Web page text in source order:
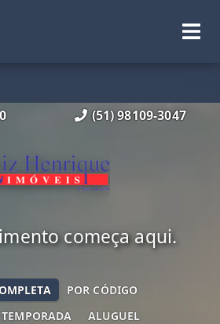
(51) 98109-3047
começa aqui.
TEMPORADA ALUGUEL
POR CÓDIGO